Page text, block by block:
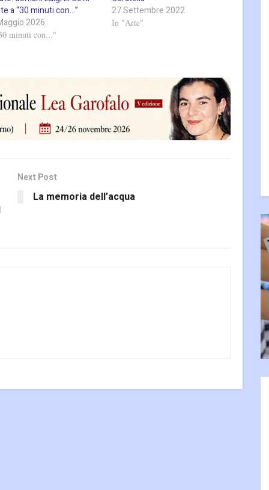
a “30 minuti con…”
2026
minuti con..."
27 Settembre 2022
In "Arte"
Next Post
La memoria dell’acqua